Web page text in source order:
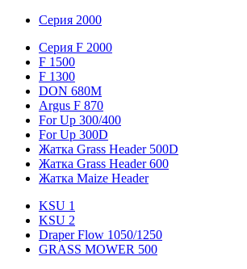
Серия 2000
Серия F 2000
F 1500
F 1300
DON 680M
Argus F 870
For Up 300/400
For Up 300D
Жатка Grass Header 500D
Жатка Grass Header 600
Жатка Maize Header
KSU 1
KSU 2
Draper Flow 1050/1250
GRASS MOWER 500